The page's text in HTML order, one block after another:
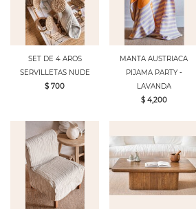
SET DE 4 AROS
SERVILLETAS NUDE
$ 700
MANTA AUSTRIACA
PIJAMA PARTY -
LAVANDA
$ 4,200